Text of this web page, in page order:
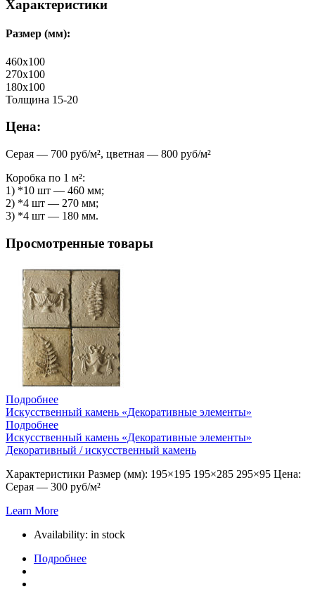
Характеристики
Размер (мм):
460х100
270х100
180х100
Толщина 15-20
Цена:
Серая — 700 руб/м², цветная — 800 руб/м²
Коробка по 1 м²:
1) *10 шт — 460 мм;
2) *4 шт — 270 мм;
3) *4 шт — 180 мм.
Просмотренные товары
Подробнее
Искусственный камень «Декоративные элементы»
Подробнее
Искусственный камень «Декоративные элементы»
Декоративный / искусственный камень
Характеристики Размер (мм): 195×195 195×285 295×95 Цена:
Серая — 300 руб/м²
Learn More
Availability: in stock
Подробнее